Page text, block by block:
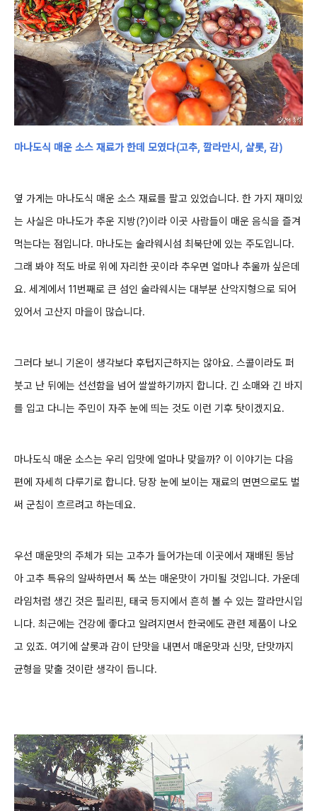
마나도식 매운 소스 재료가 한데 모였다(고추, 깔라만시, 샬롯, 감)
옆 가게는 마나도식 매운 소스 재료를 팔고 있었습니다. 한 가지 재미있
는 사실은 마나도가 추운 지방(?)이라 이곳 사람들이 매운 음식을 즐겨
먹는다는 점입니다. 마나도는 술라웨시섬 최북단에 있는 주도입니다.
그래 봐야 적도 바로 위에 자리한 곳이라 추우면 얼마나 추울까 싶은데
요. 세계에서 11번째로 큰 섬인 술라웨시는 대부분 산악지형으로 되어
있어서 고산지 마을이 많습니다.
그러다 보니 기온이 생각보다 후텁지근하지는 않아요. 스콜이라도 퍼
붓고 난 뒤에는 선선함을 넘어 쌀쌀하기까지 합니다. 긴 소매와 긴 바지
를 입고 다니는 주민이 자주 눈에 띄는 것도 이런 기후 탓이겠지요.
마나도식 매운 소스는 우리 입맛에 얼마나 맞을까? 이 이야기는 다음
편에 자세히 다루기로 합니다. 당장 눈에 보이는 재료의 면면으로도 벌
써 군침이 흐르려고 하는데요.
우선 매운맛의 주체가 되는 고추가 들어가는데 이곳에서 재배된 동남
아 고추 특유의 알싸하면서 톡 쏘는 매운맛이 가미될 것입니다. 가운데
라임처럼 생긴 것은 필리핀, 태국 등지에서 흔히 볼 수 있는 깔라만시입
니다. 최근에는 건강에 좋다고 알려지면서 한국에도 관련 제품이 나오
고 있죠. 여기에 샬롯과 감이 단맛을 내면서 매운맛과 신맛, 단맛까지
균형을 맞출 것이란 생각이 듭니다.